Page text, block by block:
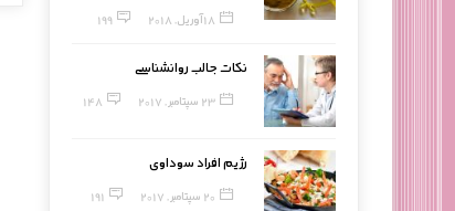
18 آوریل, 2018 199
نکات جالب روانشناسی
23 سپتامبر, 2017 148
رژیم افراد سوداوی
20 سپتامبر, 2017 191